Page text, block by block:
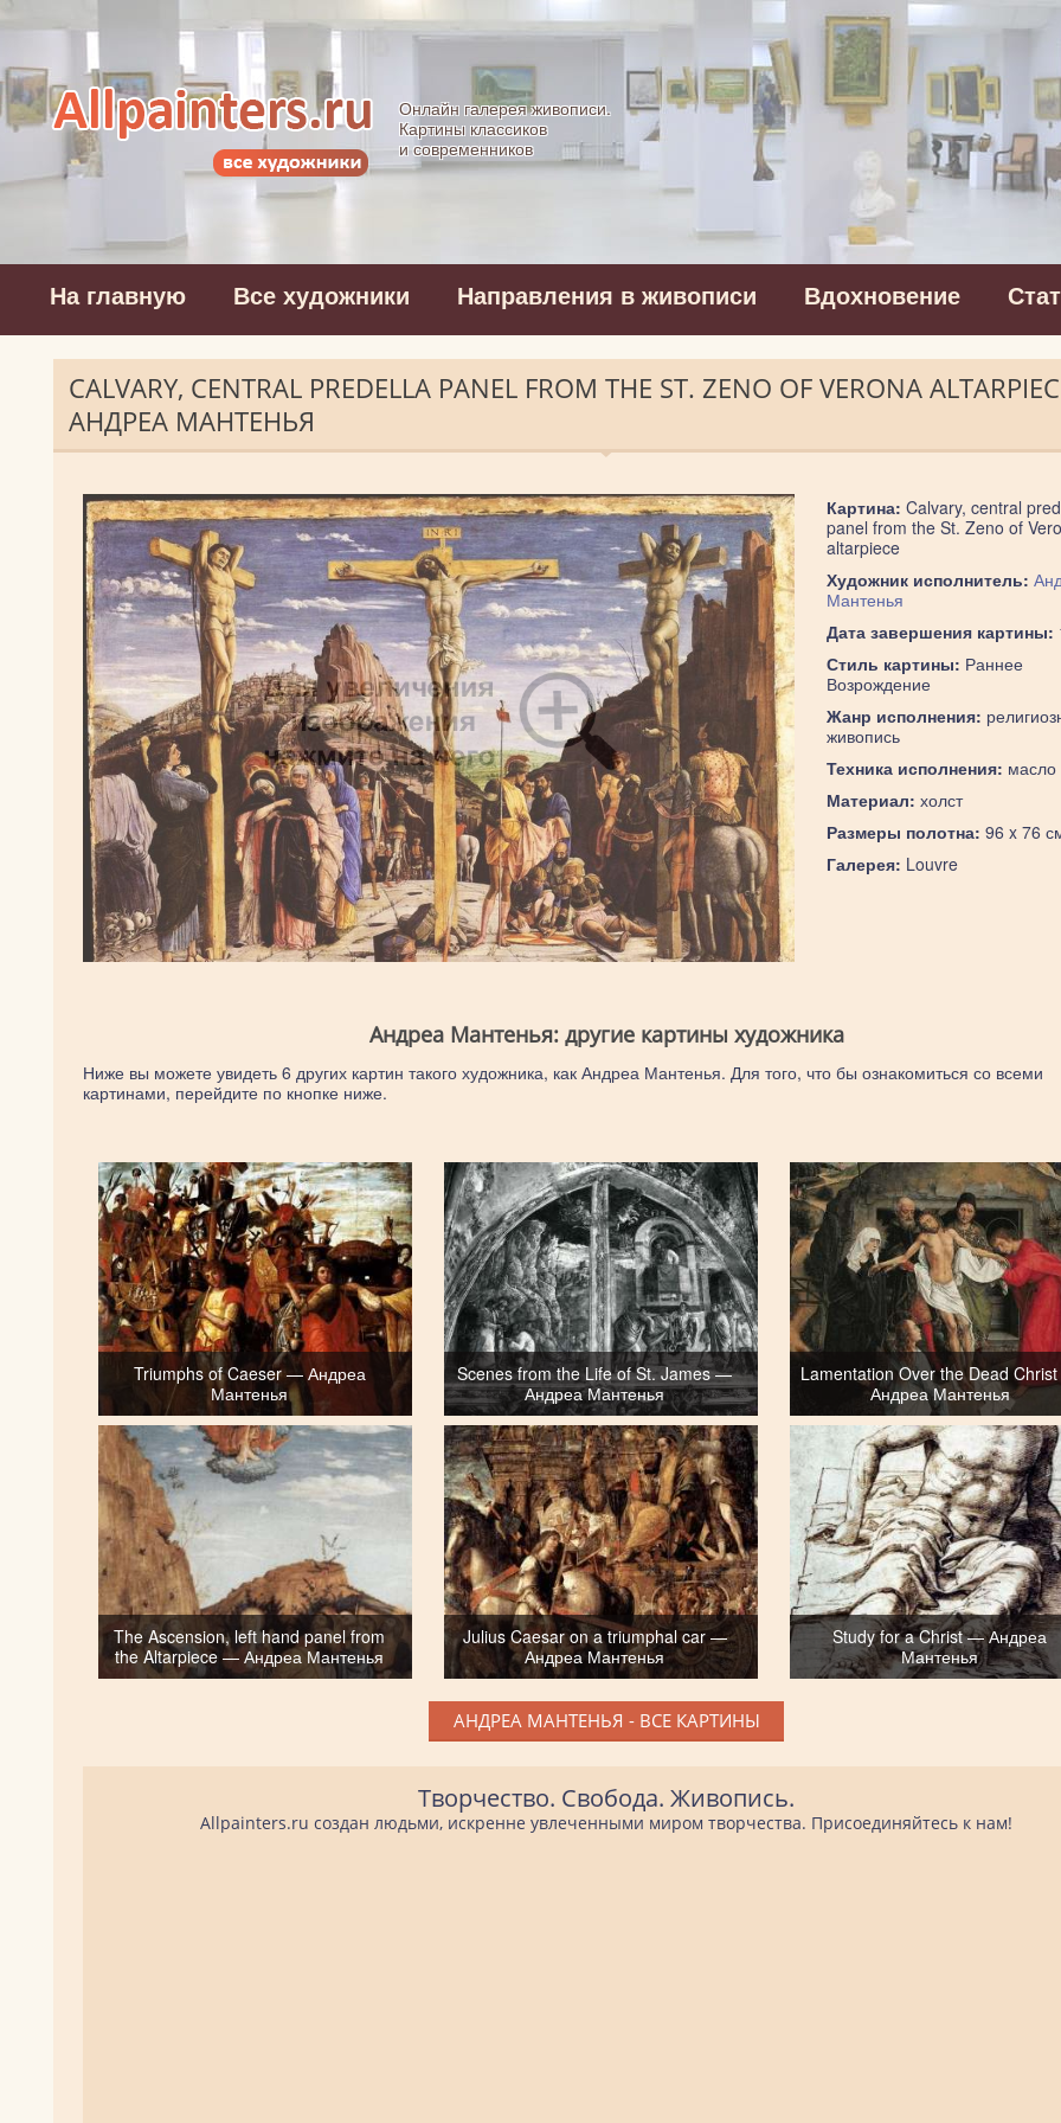
Allpainters.ru - картинная галерея
Онлайн галерея живописи.
Картины классиков
и современников
На главную Все художники Направления в живописи Вдохновение
CALVARY, CENTRAL PREDELLA PANEL FROM THE ST. ZENO OF VERONA
АНДРЕА МАНТЕНЬЯ
Картина: Calvary, central
panel from the St. Zeno of
altarpiece
Художник исполнитель:
Мантенья
Дата завершения картины:
Стиль картины: Раннее
Возрождение
Жанр исполнения:
живопись
Техника исполнения: масло
Материал: холст
Размеры полотна: 96 x 76
Галерея: Louvre
Андреа Мантенья: другие картины художника
Ниже вы можете увидеть 6 других картин такого художника, как Андреа Мантенья. Для того, что бы ознакомиться со всеми
картинами, перейдите по кнопке ниже.
Triumphs of Caeser — Андреа
Мантенья
Scenes from the Life of St. James —
Андреа Мантенья
Lamentation Over the Dead
Андреа Мантенья
The Ascension, left hand panel from
the Altarpiece — Андреа Мантенья
Julius Caesar on a triumphal car —
Андреа Мантенья
Study for a Christ — Андреа
Мантенья
АНДРЕА МАНТЕНЬЯ - ВСЕ КАРТИНЫ
Творчество. Свобода. Живопись.
Allpainters.ru создан людьми, искренне увлеченными миром творчества. Присоединяйтесь к нам!